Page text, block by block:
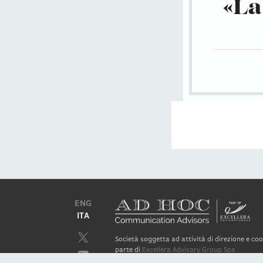
ENG
ITA
Società soggetta ad attività di direzione e
parte di Excellera Advisory Group Spa